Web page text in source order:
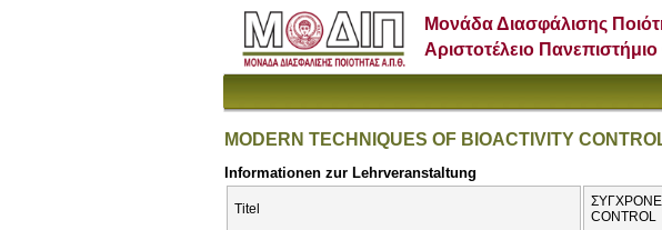
Μονάδα Διασφάλισης
Αριστοτέλειο
MODERN TECHNIQUES OF BIOACTIVITY
Informationen zur Lehrveranstaltung
Titel
CONTROL